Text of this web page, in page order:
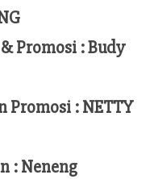
Promosi :Budy
Promosi :NETTY
:Neneng